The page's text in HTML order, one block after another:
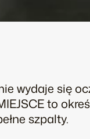
wydaje się
to
szpalty.